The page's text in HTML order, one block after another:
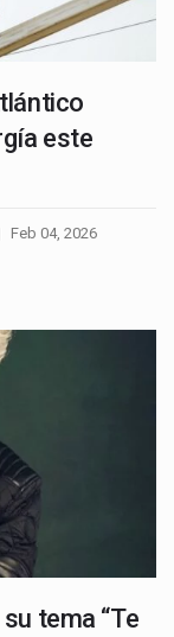
este
Feb 04, 2026
tema “Te